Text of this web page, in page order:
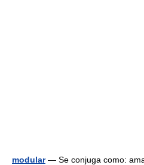
modular— Se conjuga como: